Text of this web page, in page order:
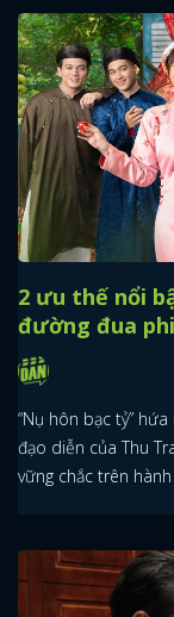
2 ưu thế nổi
đường đua
“Nụ hôn bạc tỷ”
đạo diễn của Thu
vững chắc trên